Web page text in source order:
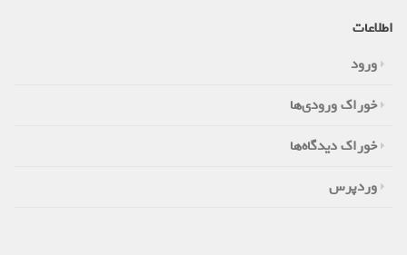
اطلاعات
ورود
خوراک ورودی‌ها
خوراک دیدگاه‌ها
وردپرس